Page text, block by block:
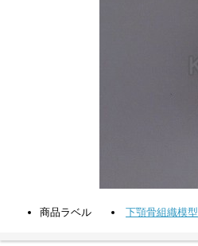
商品ラベル 下顎骨組織模型